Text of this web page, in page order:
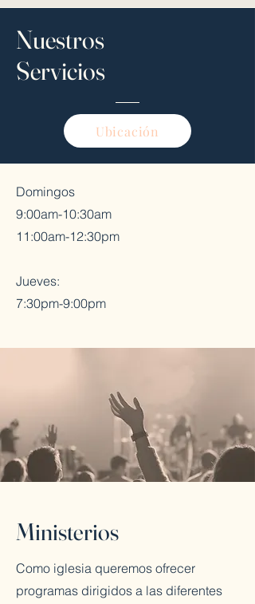
Nuestros
Servicios
Ubicación
Domingos
9:00am-10:30am
11:00am-12:30pm
Jueves:
7:30pm-9:00pm
Ministerios
Como iglesia queremos ofrecer
programas dirigidos a las diferentes